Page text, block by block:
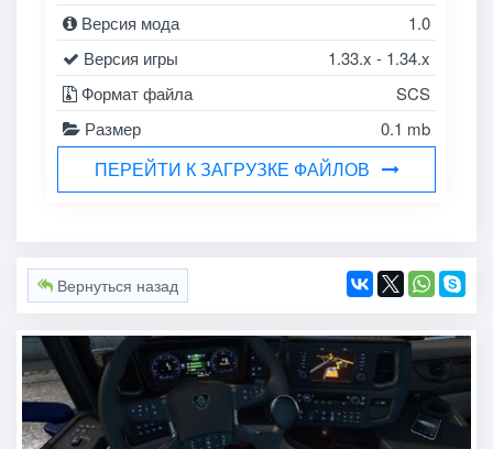
Версия мода
1.0
Версия игры
1.33.x - 1.34.x
Формат файла
SCS
Размер
0.1 mb
ПЕРЕЙТИ К ЗАГРУЗКЕ ФАЙЛОВ
Вернуться назад